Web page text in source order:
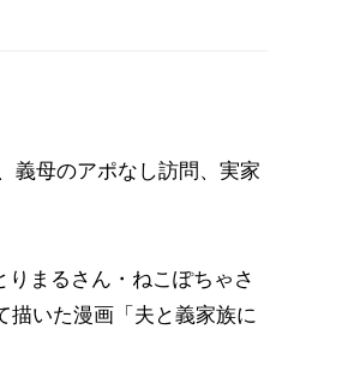
義母のアポなし訪問、実家
まるさん・ねこぽちゃさ
いた漫画「夫と義家族に